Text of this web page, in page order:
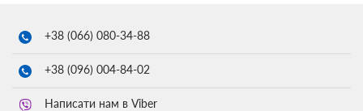
+38 (066) 080-34-88
+38 (096) 004-84-02
Написати нам в Viber